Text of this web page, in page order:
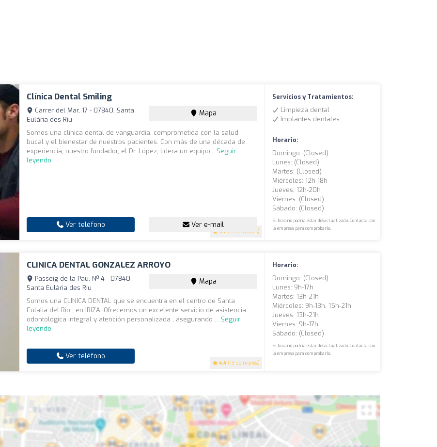
Clínica Dental Smiling
4.7 (13 opiniones)
Carrer del Mar, 17 - 07840, Santa
Eulària des Riu
Mapa
Somos una clínica dental de vanguardia, comprometida con la salud
bucal y el bienestar de nuestros pacientes. Con más de una década de
experiencia, nuestro fundador, el Dr. López, lidera un equipo... Seguir
leyendo
Ver teléfono Ver e-mail
Servicios y Tratamientos:
Limpieza dental
Implantes dentales
Horario:
Domingo: (closed)
Lunes: (closed)
Martes: (closed)
Miércoles: 12h-18h
Jueves: 12h-20h
Viernes: (closed)
Sábado: (closed)
El horario podría estar desactualizado. Contacta con
la empresa para comprobarlo.
CLINICA DENTAL GONZALEZ ARROYO
4.4 (13 opiniones)
Passeig de la Pau, Nº 4 - 07840,
Santa Eulària des Riu
Mapa
Somos una CLINICA DENTAL que se encuentra en el centro de Santa
Eulalia del Rio , en IBIZA. Ofrecemos un excelente servicio de asistencia
odontológica integral y atención personalizada , asegurando ... Seguir
leyendo
Ver teléfono
Horario:
Domingo: (closed)
Lunes: 9h-17h
Martes: 13h-21h
Miércoles: 9h-13h, 15h-21h
Jueves: 13h-21h
Viernes: 9h-17h
Sábado: (closed)
El horario podría estar desactualizado. Contacta con
la empresa para comprobarlo.